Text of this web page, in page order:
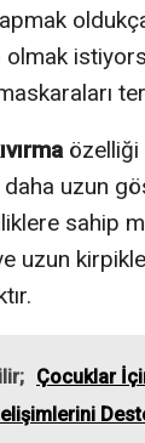
özelliği
uzun
sahip
uzun
Çocuklar